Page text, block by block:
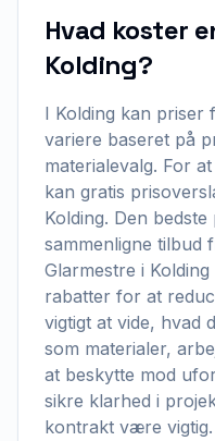
Hvad koster
Kolding?
I Kolding kan priser
variere baseret på
materialevalg. For
kan gratis
Kolding. Den
sammenligne tilbud
Glarmestre i
rabatter for at
vigtigt at vide, hvad
som materialer,
at beskytte mod
sikre klarhed i
kontrakt være